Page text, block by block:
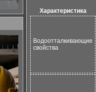
Характеристика
Водоотталкивающие
свойства